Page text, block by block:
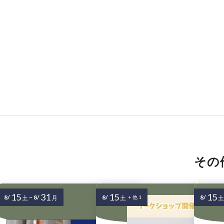
その
8/ 15土~ 8/ 31 月 8/ 15土 + 他 1 8/ 15土